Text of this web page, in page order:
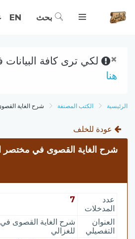
بحث EN
× لكي ترى كافة
هنا
الرئيسية الكتب المصنفة شرح الغاية
عودة للخلف
شرح الغاية القصوى في مختصر
عدد
المدخلات
7
العنوان
التفصيلي
شرح الغاية القصوى
للغزالي